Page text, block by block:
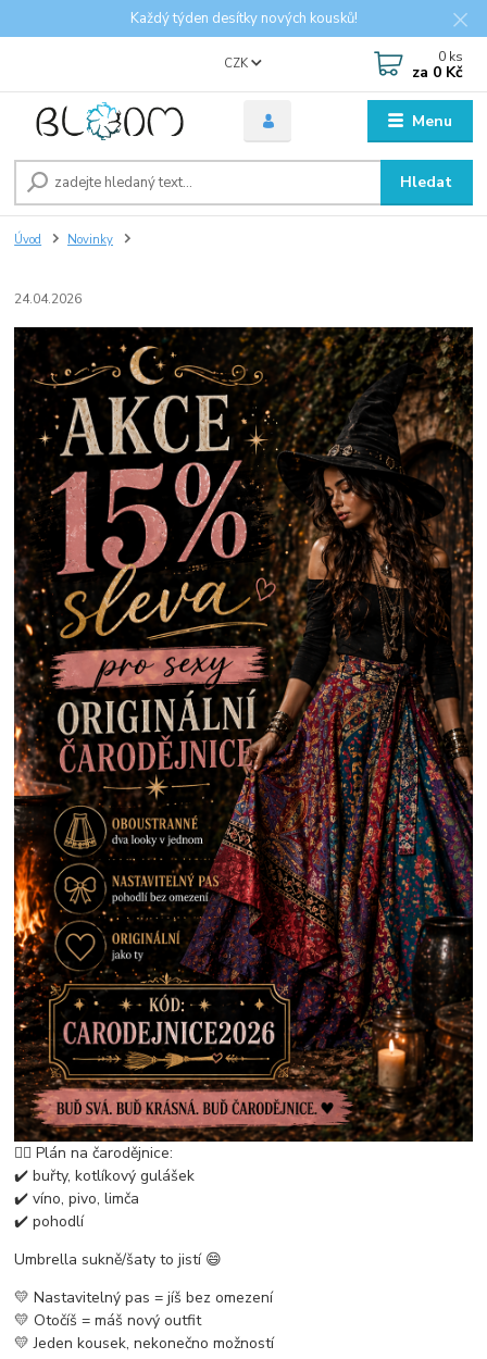
Každý týden desítky nových kousků!
Menu
CZK
Hledat
0 ks
za 0 Kč
Úvod Novinky
24.04.2026
🧙‍♀️ Plán na čarodějnice:
✔️ buřty, kotlíkový gulášek
✔️ víno, pivo, limča
✔️ pohodlí
Umbrella sukně/šaty to jistí 😄
💛 Nastavitelný pas = jíš bez omezení
💛 Otočíš = máš nový outfit
💛 Jeden kousek, nekonečno možností